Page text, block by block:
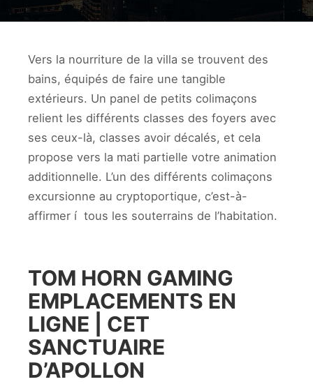
Vers la nourriture de la villa se trouvent des
bains, équipés de faire une tangible
extérieurs. Un panel de petits colimaçons
relient les différents classes des foyers avec
ses ceux-là, classes avoir décalés, et cela
propose vers la mati partielle votre animation
additionnelle. L’un des différents colimaçons
excursionne au cryptoportique, c’est-à-
affirmer í tous les souterrains de l’habitation.
TOM HORN GAMING
EMPLACEMENTS EN
LIGNE | CET
SANCTUAIRE
D’APOLLON